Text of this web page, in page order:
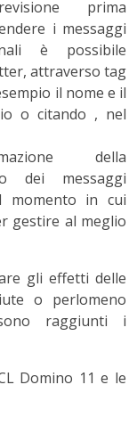
prima
i messaggi
è possibile
attraverso tag
il nome e il
o citando , nel
della
dei messaggi
momento in cui
gestire al meglio
gli effetti delle
o perlomeno
raggiunti i
Domino 11 e le